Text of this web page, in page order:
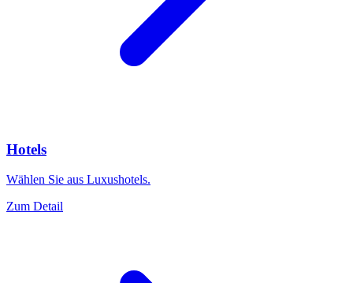
Hotels
Wählen Sie aus Luxushotels.
Zum Detail